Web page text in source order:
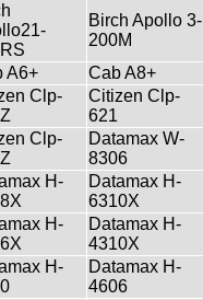
Birch Apollo 3-
200M
A6+ Cab A8+
Clp-
Citizen Clp-
621
Clp-
Datamax W-
8306
H-
Datamax H-
6310X
H-
Datamax H-
4310X
H-
Datamax H-
4606